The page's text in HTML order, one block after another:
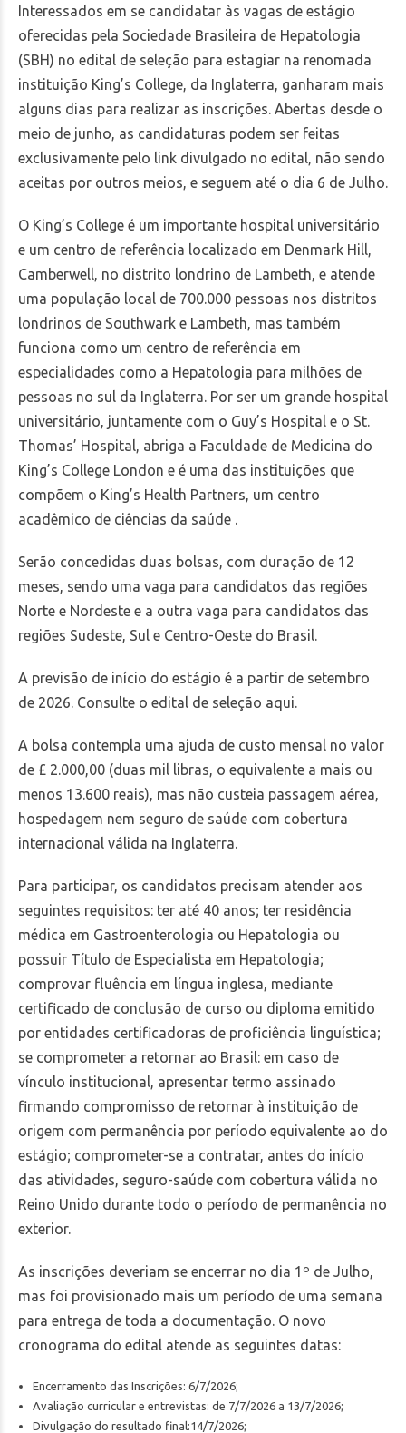
Interessados em se candidatar às vagas de estágio
oferecidas pela Sociedade Brasileira de Hepatologia
(SBH) no edital de seleção para estagiar na renomada
instituição King’s College, da Inglaterra, ganharam mais
alguns dias para realizar as inscrições. Abertas desde o
meio de junho, as candidaturas podem ser feitas
exclusivamente pelo link divulgado no edital, não sendo
aceitas por outros meios, e seguem até o dia 6 de Julho.
O King’s College é um importante hospital universitário
e um centro de referência localizado em Denmark Hill,
Camberwell, no distrito londrino de Lambeth, e atende
uma população local de 700.000 pessoas nos distritos
londrinos de Southwark e Lambeth, mas também
funciona como um centro de referência em
especialidades como a Hepatologia para milhões de
pessoas no sul da Inglaterra. Por ser um grande hospital
universitário, juntamente com o Guy’s Hospital e o St.
Thomas’ Hospital, abriga a Faculdade de Medicina do
King’s College London e é uma das instituições que
compõem o King’s Health Partners, um centro
acadêmico de ciências da saúde .
Serão concedidas duas bolsas, com duração de 12
meses, sendo uma vaga para candidatos das regiões
Norte e Nordeste e a outra vaga para candidatos das
regiões Sudeste, Sul e Centro-Oeste do Brasil.
A previsão de início do estágio é a partir de setembro
de 2026. Consulte o edital de seleção aqui.
A bolsa contempla uma ajuda de custo mensal no valor
de £ 2.000,00 (duas mil libras, o equivalente a mais ou
menos 13.600 reais), mas não custeia passagem aérea,
hospedagem nem seguro de saúde com cobertura
internacional válida na Inglaterra.
Para participar, os candidatos precisam atender aos
seguintes requisitos: ter até 40 anos; ter residência
médica em Gastroenterologia ou Hepatologia ou
possuir Título de Especialista em Hepatologia;
comprovar fluência em língua inglesa, mediante
certificado de conclusão de curso ou diploma emitido
por entidades certificadoras de proficiência linguística;
se comprometer a retornar ao Brasil: em caso de
vínculo institucional, apresentar termo assinado
firmando compromisso de retornar à instituição de
origem com permanência por período equivalente ao do
estágio; comprometer-se a contratar, antes do início
das atividades, seguro-saúde com cobertura válida no
Reino Unido durante todo o período de permanência no
exterior.
As inscrições deveriam se encerrar no dia 1º de Julho,
mas foi provisionado mais um período de uma semana
para entrega de toda a documentação. O novo
cronograma do edital atende as seguintes datas:
Encerramento das Inscrições: 6/7/2026;
Avaliação curricular e entrevistas: de 7/7/2026 a 13/7/2026;
Divulgação do resultado final:14/7/2026;